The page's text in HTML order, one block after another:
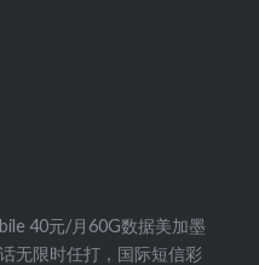
40元/月60G数据美加墨
无限时任打，国际短信彩